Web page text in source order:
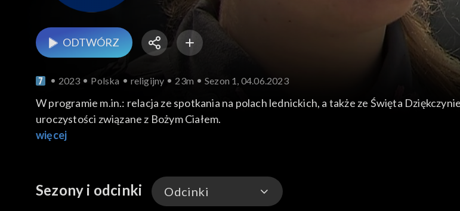
ODTWÓRZ
2023 Polska religijny 23m Sezon 1, 04.06.2023
W programie m.in.: relacja ze spotkania na polach lednickich, a także ze Święta
uroczystości związane z Bożym Ciałem.
więcej
Sezony i odcinki Odcinki